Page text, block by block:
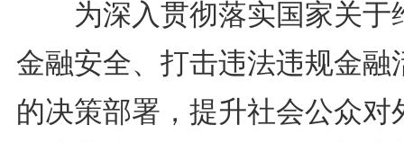
为深入贯彻落实国家关于
金融安全、打击违法违规金融
的决策部署，提升社会公众对